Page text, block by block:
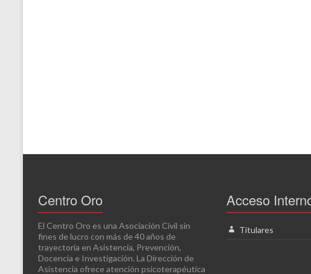
Centro Oro
El Centro Oro es una Asociación Civil sin
fines de lucro con más de 40 años de
trayectoria en Asistencia, Prevención,
Docencia e Investigación. La Dirección de
Asistencia ofrece atención psicoterapéutica
Acceso
Titulares